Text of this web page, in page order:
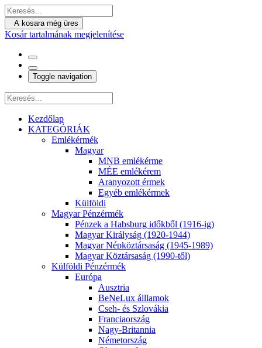
A kosara még üres
Kosár tartalmának megjelenítése
Toggle navigation
Kezdőlap
KATEGÓRIÁK
Emlékérmék
Magyar
MNB emlékérme
MÉE emlékérem
Aranyozott érmek
Egyéb emlékérmek
Külföldi
Magyar Pénzérmék
Pénzek a Habsburg időkből (1916-ig)
Magyar Királyság (1920-1944)
Magyar Népköztársaság (1945-1989)
Magyar Köztársaság (1990-től)
Külföldi Pénzérmék
Európa
Ausztria
BeNeLux álllamok
Cseh- és Szlovákia
Franciaország
Nagy-Britannia
Németország